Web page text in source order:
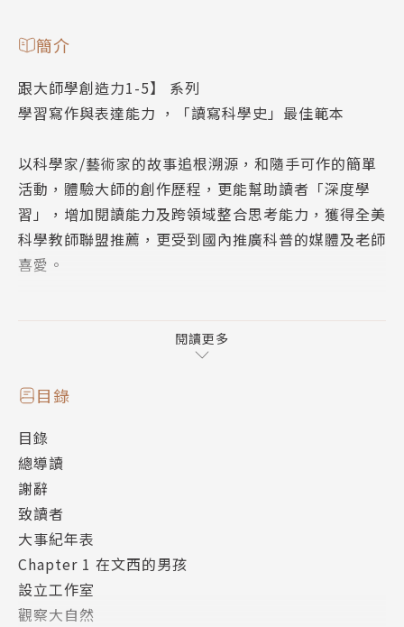
簡介
跟大師學創造力1-5】 系列
學習寫作與表達能力 ，「讀寫科學史」最佳範本
以科學家/藝術家的故事追根溯源，和隨手可作的簡單
活動，體驗大師的創作歷程，更能幫助讀者「深度學
習」，增加閱讀能力及跨領域整合思考能力，獲得全美
科學教師聯盟推薦，更受到國內推廣科普的媒體及老師
喜愛。
身為畫家最重要的是保持心靈如鏡面般澄澈。──達文
達文西強烈主張「藝術家必須從大自然學習」，並從觀
後才畫它，是非常重要的。
像達文西幼時一般畫鳥類和其他動物的素描
測試高度和距離認知，估量一棵樹的實際高度
像軍事工程師般決定投石器的發射角度，第一炮就擊中
目標
從鳥瞰觀點製作地圖
鏡像書寫
閱讀更多
目錄
目錄
總導讀
謝辭
致讀者
大事紀年表
Chapter 1 在文西的男孩
設立工作室
觀察大自然